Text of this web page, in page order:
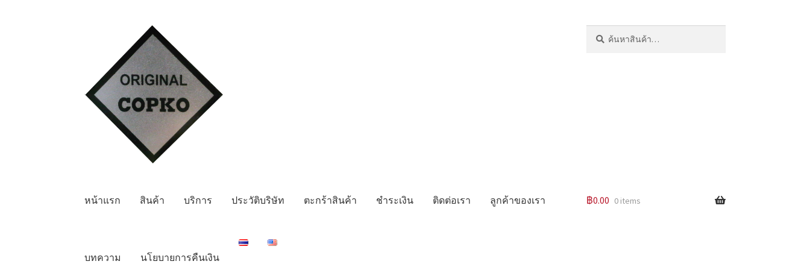
navigation
content
หน้าแรก สินค้า บริการ ประวัติบริษัท ตะกร้าสินค้า ชำระเงิน ติดต่อเรา ลูกค้าของเรา
บทความ นโยบายการคืนเงิน
฿0.00 0 items